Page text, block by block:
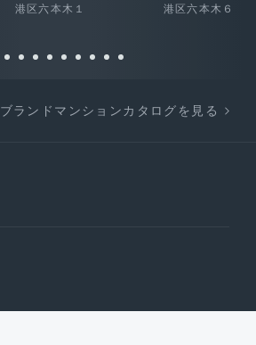
港区六本木１
港区六本木６
ブランドマンションカタログを見る